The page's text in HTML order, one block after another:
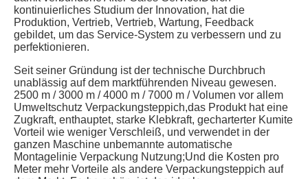
kontinuierliches Studium der Innovation, hat die
Produktion, Vertrieb, Vertrieb, Wartung, Feedback
gebildet, um das Service-System zu verbessern und zu
perfektionieren.
Seit seiner Gründung ist der technische Durchbruch
unablässig auf dem marktführenden Niveau gewesen.
2500 m / 3000 m / 4000 m / 7000 m / Volumen vor allem
Umweltschutz Verpackungsteppich,das Produkt hat eine
Zugkraft, enthauptet, starke Klebkraft, gecharterter Kumite
Vorteil wie weniger Verschleiß, und verwendet in der
ganzen Maschine unbemannte automatische
Montagelinie Verpackung Nutzung;Und die Kosten pro
Meter mehr Vorteile als andere Verpackungsteppich auf